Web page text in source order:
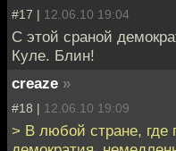
#17 | 12.06.10 19:04
С этой сраной
Куле. Блин!
creaze »
#18 | 12.06.10 19:09
> В любой стране, где